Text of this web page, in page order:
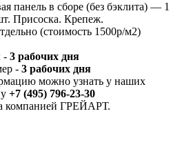
панель в сборе (без бэклита) — 1
Присоска. Крепеж.
(стоимость 1500р/м2)
- 3 рабочих дня
- 3 рабочих дня
можно узнать у наших
+7 (495) 796-23-30
компанией ГРЕЙАРТ.